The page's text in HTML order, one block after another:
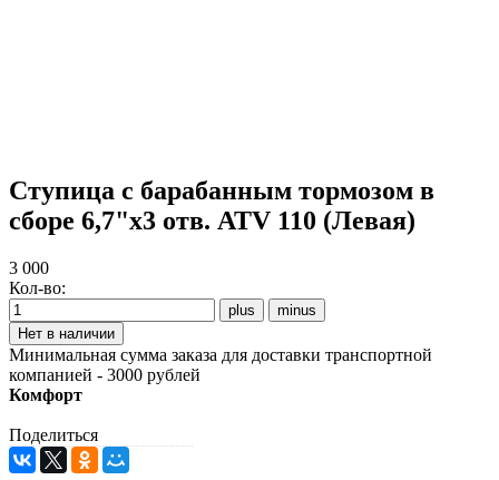
Ступица с барабанным тормозом в
сборе 6,7"х3 отв. ATV 110 (Левая)
3 000
Кол-во:
Минимальная сумма заказа для доставки транспортной
компанией - 3000 рублей
Комфорт
Поделиться